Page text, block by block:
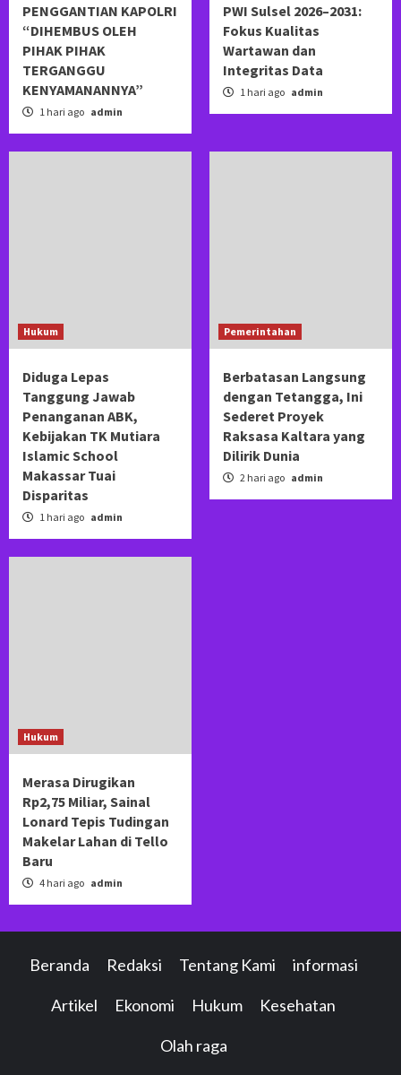
PENGGANTIAN KAPOLRI
“DIHEMBUS OLEH
PIHAK PIHAK
TERGANGGU
KENYAMANANNYA”
1 hari ago admin
PWI Sulsel 2026–2031:
Fokus Kualitas
Wartawan dan
Integritas Data
1 hari ago admin
Hukum
Diduga Lepas
Tanggung Jawab
Penanganan ABK,
Kebijakan TK Mutiara
Islamic School
Makassar Tuai
Disparitas
1 hari ago admin
Pemerintahan
Berbatasan Langsung
dengan Tetangga, Ini
Sederet Proyek
Raksasa Kaltara yang
Dilirik Dunia
2 hari ago admin
Hukum
Merasa Dirugikan
Rp2,75 Miliar, Sainal
Lonard Tepis Tudingan
Makelar Lahan di Tello
Baru
4 hari ago admin
Beranda Redaksi Tentang Kami informasi
Artikel Ekonomi Hukum Kesehatan
Olah raga